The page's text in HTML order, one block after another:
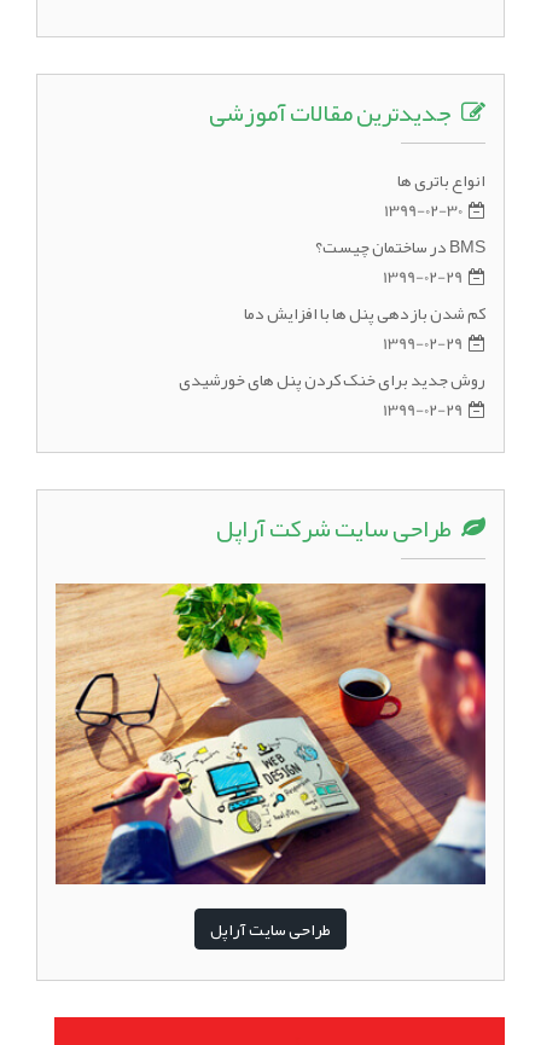
جدیدترین مقالات آموزشی
انواع باتری ها
1399-02-30
BMS در ساختمان چیست؟
1399-02-29
کم شدن بازدهی پنل ها با افزایش دما
1399-02-29
روش جدید برای خنک کردن پنل های خورشیدی
1399-02-29
طراحی سایت شرکت آراپل
طراحی سایت آراپل